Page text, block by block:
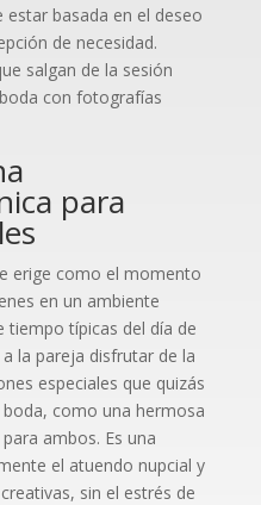
estar basada en el deseo
de necesidad.
salgan de la sesión
con fotografías
para
erige como el momento
en un ambiente
tiempo típicas del día de
la pareja disfrutar de la
especiales que quizás
como una hermosa
ambos. Es una
el atuendo nupcial y
sin el estrés de